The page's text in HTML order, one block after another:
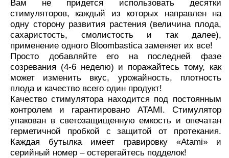
Вам не придется использовать десятки
стимуляторов, каждый из которых направлен на
одну сторону развития растения (величина плода,
сахаристость, смолистость и так далее),
применение одного Bloombasticа заменяет их все!
Просто добавляйте его на последней фазе
созревания (4-6 неделю) и поражайтесь тому, как
может изменить вкус, урожайность, плотность
плода и качество всего один продукт!
Качество стимулятора находится под постоянным
контролем и гарантировано ATAMI. Стимулятор
упакован в светозащищенную емкость и опечатан
герметичной пробкой с защитой от протекания.
Каждая бутылка имеет гравировку «Atami» и
серийный номер – остерегайтесь подделок!